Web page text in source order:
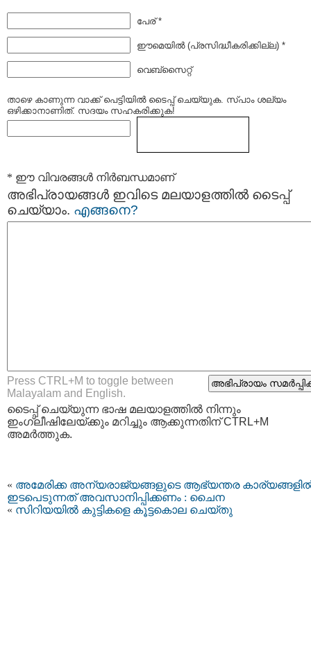
പേര് *
ഈമെയില്‍ (പ്രസിദ്ധീകരിക്കില്ല) *
വെബ്സൈറ്റ്
താഴെ കാണുന്ന വാക്ക് പെട്ടിയില്‍ ടൈപ്പ്‌ ചെയ്യുക. സ്പാം ശല്യം
ഒഴിക്കാനാണിത്. സദയം സഹകരിക്കുക!
* ഈ വിവരങ്ങള്‍ നിര്‍ബന്ധമാണ്
അഭിപ്രായങ്ങള്‍ ഇവിടെ മലയാളത്തില്‍ ടൈപ്പ്
ചെയ്യാം. എങ്ങനെ?
Press CTRL+M to toggle between
Malayalam and English.
ടൈപ്പ്‌ ചെയ്യുന്ന ഭാഷ മലയാളത്തില്‍ നിന്നും
ഇംഗ്ലീഷിലേയ്ക്കും മറിച്ചും ആക്കുന്നതിന് CTRL+M
അമര്‍ത്തുക.
« അമേരിക്ക അന്യരാജ്യങ്ങളുടെ ആഭ്യന്തര
ഇടപെടുന്നത് അവസാനിപ്പിക്കണം : ചൈന
« സിറിയയില്‍ കുട്ടികളെ കൂട്ടകൊല ചെയ്തു